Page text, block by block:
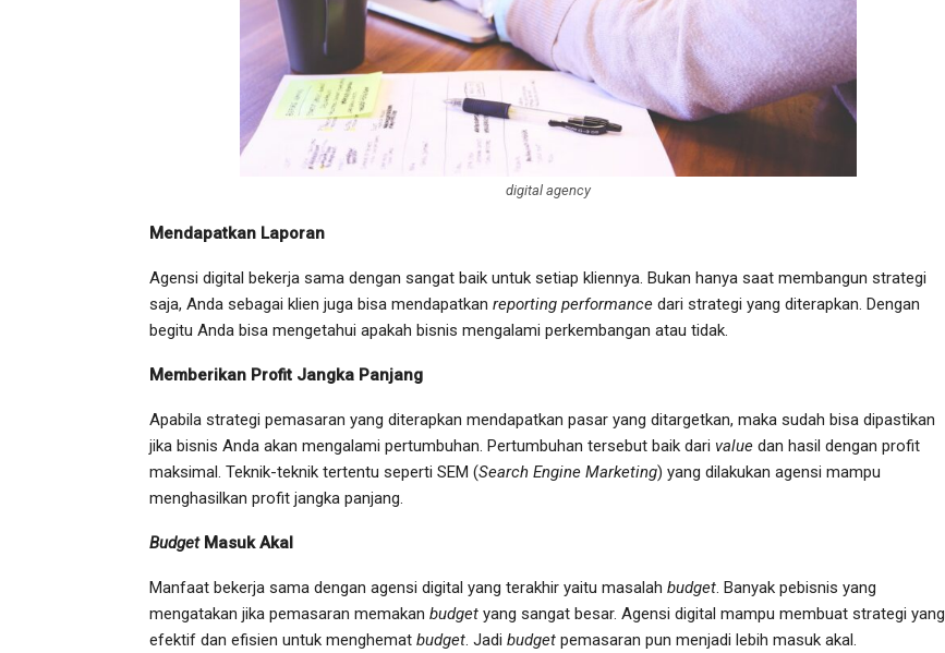
digital agency
Mendapatkan Laporan
Agensi digital bekerja sama dengan sangat baik untuk setiap kliennya. Bukan hanya saat membangun strategi
saja, Anda sebagai klien juga bisa mendapatkan reporting performance dari strategi yang diterapkan. Dengan
begitu Anda bisa mengetahui apakah bisnis mengalami perkembangan atau tidak.
Memberikan Profit Jangka Panjang
Apabila strategi pemasaran yang diterapkan mendapatkan pasar yang ditargetkan, maka sudah bisa dipastikan
jika bisnis Anda akan mengalami pertumbuhan. Pertumbuhan tersebut baik dari value dan hasil dengan profit
maksimal. Teknik-teknik tertentu seperti SEM (Search Engine Marketing) yang dilakukan agensi mampu
menghasilkan profit jangka panjang.
Budget Masuk Akal
Manfaat bekerja sama dengan agensi digital yang terakhir yaitu masalah budget . Banyak pebisnis yang
mengatakan jika pemasaran memakan budget yang sangat besar. Agensi digital mampu membuat strategi yang
efektif dan efisien untuk menghemat budget . Jadi budget pemasaran pun menjadi lebih masuk akal.